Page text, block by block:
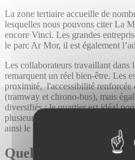
La zone tertiaire accueille de
lesquelles nous pouvons citer La
encore Vinci. Les grandes
le parc Ar Mor, il est également
Les collaborateurs travaillant dans
remarquent un réel bien-être. Les
proximité, l'accessibilité renforcée
(tramway et chrono-bus), mais
diversifiés : le quartier est idéal
plusieurs années, cette zone se
ainsi le lieu parfait pour une
Quel quartier choisir